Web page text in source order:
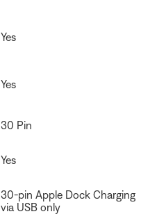
Yes
Yes
30 Pin
Yes
30-pin Apple Dock Charging
via USB only